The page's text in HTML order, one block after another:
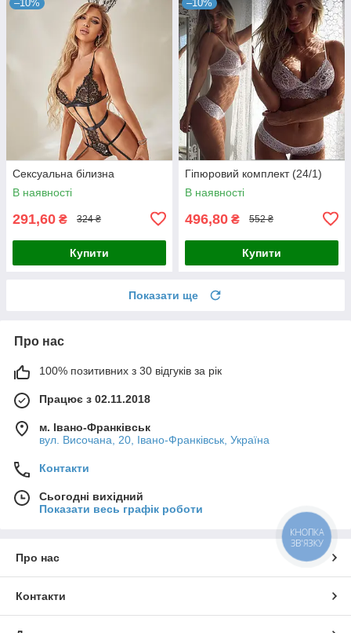
–10%
Сексуальна білизна
В наявності
291,60 ₴ 324 ₴
Купити
–10%
Гіпюровий комплект (24/1)
В наявності
496,80 ₴ 552 ₴
Купити
Показати ще
Про нас
100% позитивних з 30 відгуків за рік
Працює з 02.11.2018
м. Івано-Франківськ
вул. Височана, 20, Івано-Франківськ, Україна
Контакти
Сьогодні вихідний
Показати весь графік роботи
Про нас
Контакти
КНОПКА
ЗВ'ЯЗКУ